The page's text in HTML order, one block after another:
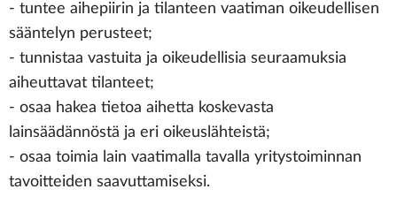
- tuntee aihepiirin ja tilanteen vaatiman oikeudellisen
sääntelyn perusteet;
- tunnistaa vastuita ja oikeudellisia seuraamuksia
aiheuttavat tilanteet;
- osaa hakea tietoa aihetta koskevasta
lainsäädännöstä ja eri oikeuslähteistä;
- osaa toimia lain vaatimalla tavalla yritystoiminnan
tavoitteiden saavuttamiseksi.